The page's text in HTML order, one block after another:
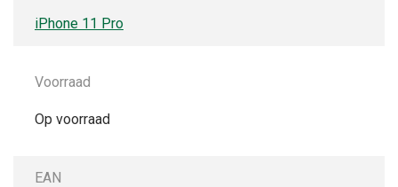
iPhone 11 Pro
Voorraad
Op voorraad
EAN